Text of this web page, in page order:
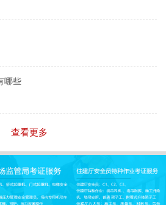
哪些
查看更多